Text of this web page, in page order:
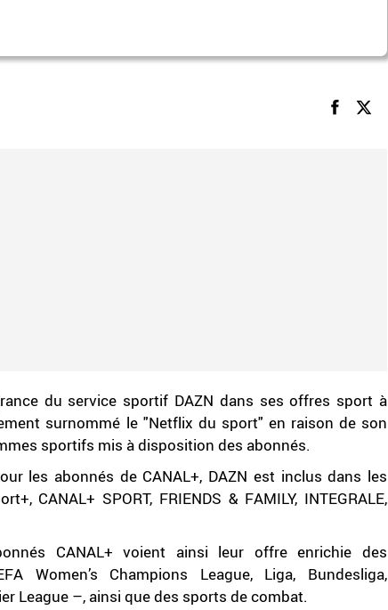
du service sportif DAZN dans ses offres sport à
surnommé le "Netflix du sport" en raison de son
sportifs mis à disposition des abonnés.
les abonnés de CANAL+, DAZN est inclus dans les
CANAL+ SPORT, FRIENDS & FAMILY, INTEGRALE,
CANAL+ voient ainsi leur offre enrichie des
Women’s Champions League, Liga, Bundesliga,
League –, ainsi que des sports de combat.